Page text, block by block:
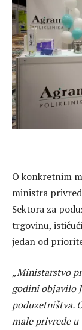
O konkretnim
ministra
Sektora za
trgovinu,
jedan od
„Ministarstvo
godini objavilo
poduzetništva.
male privrede u